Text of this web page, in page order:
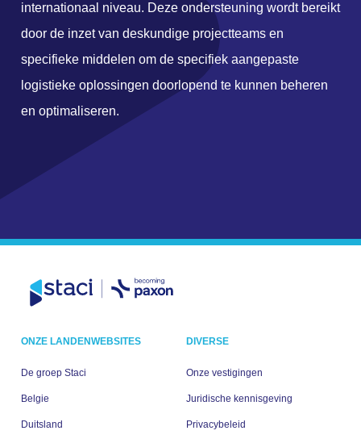
internationaal niveau. Deze ondersteuning wordt bereikt
door de inzet van deskundige projectteams en
specifieke middelen om de specifiek aangepaste
logistieke oplossingen doorlopend te kunnen beheren
en optimaliseren.
ONZE LANDENWEBSITES
De groep Staci
Belgie
Duitsland
DIVERSE
Onze vestigingen
Juridische kennisgeving
Privacybeleid